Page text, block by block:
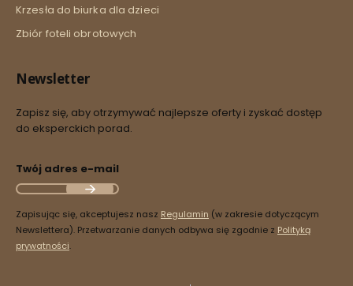
Krzesła do biurka dla dzieci
Zbiór foteli obrotowych
Newsletter
Zapisz się, aby otrzymywać najlepsze oferty i zyskać dostęp
do eksperckich porad.
Twój adres e-mail
Zapisując się, akceptujesz nasz Regulamin (w zakresie dotyczącym
Newslettera). Przetwarzanie danych odbywa się zgodnie z Polityką
prywatności.